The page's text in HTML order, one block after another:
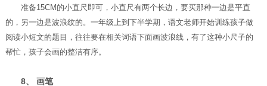
准备15CM的小直尺即可，小直尺有两个长边，要买那种一边是平直
的，另一边是波浪纹的。一年级上到下半学期，语文老师开始训练孩子做
阅读小短文的题目，往往要在相关词语下面画波浪线，有了这种小尺子的
帮忙，孩子会画的整洁有序。
8、 画笔